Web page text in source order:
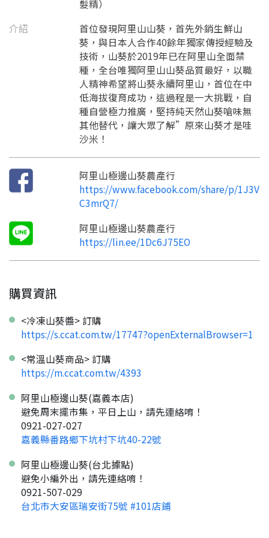
髮精）
介紹
首位發現阿里山山葵，首先外銷生鮮山
葵，與日本人合作40餘年獨家傳授經驗及
技術，山葵於2019年已在阿里山全面禁
種，全台唯獨阿里山山葵品質最好，以職
人精神希望將山葵永續阿里山，首位在中
低海拔復育成功，這過程是一大挑戰，自
種自營極力推廣，堅持純天然山葵嗆味無
其他替代，讓大眾了解”原來山葵才是哇
沙米！
阿里山極邊山葵農產行
https://www.facebook.com/share/p/1J3V
C3mrQ7/
阿里山極邊山葵農產行
https://lin.ee/1Dc6J75EO
購買資訊
<冷凍山葵醬> 訂購
https://s.ccat.com.tw/17747?openExternalBrowser=1
<常溫山葵商品> 訂購
https://m.ccat.com.tw/4393
阿里山極邊山葵(嘉義本店)
避免周末擺市集，平日上山，請先連絡唷！
0921-027-027
嘉義縣番路鄉下坑村下坑40-22號
阿里山極邊山葵(台北據點)
避免小編外出，請先連絡唷！
0921-507-029
台北市大安區瑞安街75號 #101店鋪
要註冊嗎？
嗨~這個 LINE 帳號還沒有註冊過，
只要驗證手機號碼就能完成註冊。
您要繼續嗎？
請加入LINE好友
請掃描或點擊 QR code
加入「嘉義優鮮」LINE 好友，
才能繼續註冊喔。
註冊完成
返回首頁
確認
要申請新產品嗎？
查看申請進度
返回首頁
要看申請秘笈嗎？
點擊「直接申請」按鈕開始填寫申請表。
直接申請 看密笈